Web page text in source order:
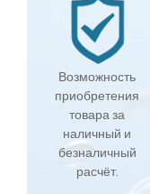
Возможность
приобретения
товара за
наличный и
безналичный
расчёт.